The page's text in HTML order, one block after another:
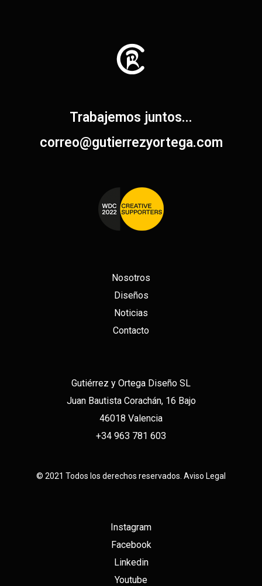
Trabajemos juntos...
correo@gutierrezyortega.com​
Nosotros
Diseños
Noticias
Contacto
Gutiérrez y Ortega Diseño SL
Juan Bautista Corachán, 16 Bajo
46018 Valencia
+34 963 781 603
© 2021 Todos los derechos reservados. Aviso Legal
Instagram
Facebook
Linkedin
Youtube